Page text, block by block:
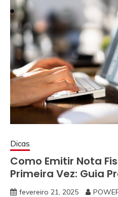
Dicas
Como Emitir Nota
Primeira Vez: Guia
fevereiro 21, 2025